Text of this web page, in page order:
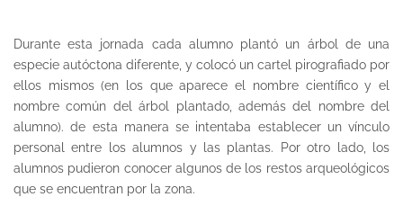
Durante esta jornada cada alumno plantó un árbol de una
especie autóctona diferente, y colocó un cartel pirografiado por
ellos mismos (en los que aparece el nombre científico y el
nombre común del árbol plantado, además del nombre del
alumno). de esta manera se intentaba establecer un vínculo
personal entre los alumnos y las plantas. Por otro lado, los
alumnos pudieron conocer algunos de los restos arqueológicos
que se encuentran por la zona.